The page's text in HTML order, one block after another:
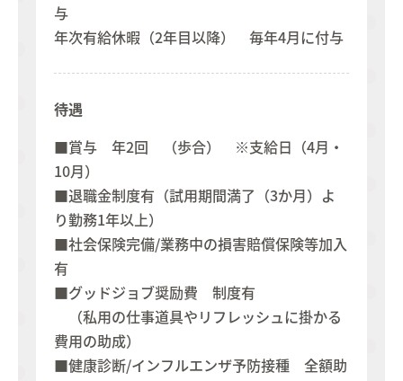
与
年次有給休暇（2年目以降） 毎年4月に付与
待遇
■賞与 年2回 （歩合） ※支給日（4月・
10月）
■退職金制度有（試用期間満了（3か月）よ
り勤務1年以上）
■社会保険完備/業務中の損害賠償保険等加入
有
■グッドジョブ奨励費 制度有
（私用の仕事道具やリフレッシュに掛かる
費用の助成）
■健康診断/インフルエンザ予防接種 全額助